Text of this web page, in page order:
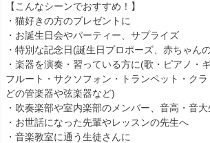
【こんなシーンでおすすめ！】
・猫好きの方のプレゼントに
・お誕生日会やパーティー、サプライズ
・特別な記念日(誕生日プロポーズ、赤ちゃん
・楽器を演奏・習っている方に(歌・ピアノ・
フルート・サクソフォン・トランペット・ク
どの管楽器や弦楽器など)
・吹奏楽部や室内楽部のメンバー、音高・音
・お世話になった先輩やレッスンの先生へ
・音楽教室に通う生徒さんに